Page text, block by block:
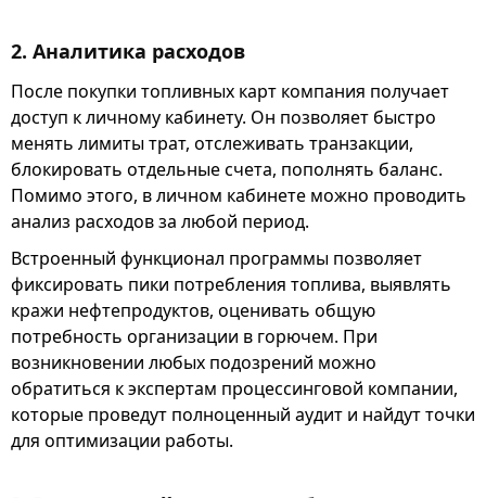
2. Аналитика расходов
После покупки топливных карт компания получает
доступ к личному кабинету. Он позволяет быстро
менять лимиты трат, отслеживать транзакции,
блокировать отдельные счета, пополнять баланс.
Помимо этого, в личном кабинете можно проводить
анализ расходов за любой период.
Встроенный функционал программы позволяет
фиксировать пики потребления топлива, выявлять
кражи нефтепродуктов, оценивать общую
потребность организации в горючем. При
возникновении любых подозрений можно
обратиться к экспертам процессинговой компании,
которые проведут полноценный аудит и найдут точки
для оптимизации работы.